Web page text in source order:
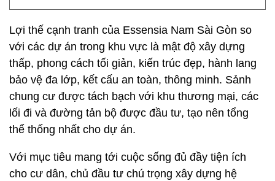
Lợi thế cạnh tranh của Essensia Nam Sài Gòn so
với các dự án trong khu vực là mật độ xây dựng
thấp, phong cách tối giản, kiến trúc đẹp, hành lang
bảo vệ đa lớp, kết cấu an toàn, thông minh. Sảnh
chung cư được tách bạch với khu thương mại, các
lối đi và đường tản bộ được đầu tư, tạo nên tổng
thể thống nhất cho dự án.
Với mục tiêu mang tới cuộc sống đủ đầy tiện ích
cho cư dân, chủ đầu tư chú trọng xây dựng hệ